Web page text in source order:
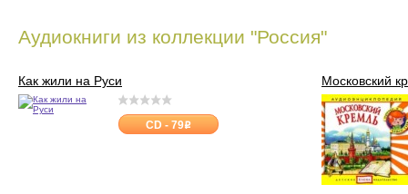
Аудиокниги из коллекции "Россия"
Как жили на Руси
CD - 79o
Московский